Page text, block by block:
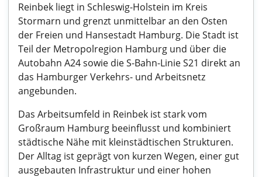
Reinbek liegt in Schleswig-Holstein im Kreis
Stormarn und grenzt unmittelbar an den Osten
der Freien und Hansestadt Hamburg. Die Stadt ist
Teil der Metropolregion Hamburg und über die
Autobahn A24 sowie die S-Bahn-Linie S21 direkt an
das Hamburger Verkehrs- und Arbeitsnetz
angebunden.
Das Arbeitsumfeld in Reinbek ist stark vom
Großraum Hamburg beeinflusst und kombiniert
städtische Nähe mit kleinstädtischen Strukturen.
Der Alltag ist geprägt von kurzen Wegen, einer gut
ausgebauten Infrastruktur und einer hohen